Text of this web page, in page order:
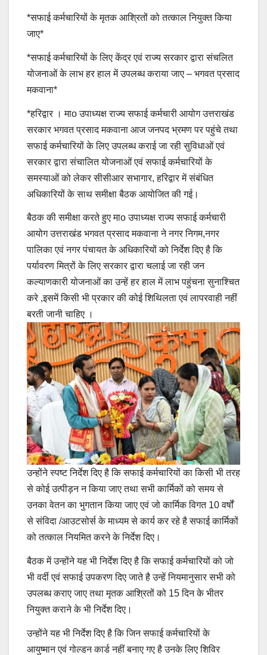
*सफाई कर्मचारियों के मृतक आश्रितों को तत्काल नियुक्त किया
जाए*
*सफाई कर्मचारियों के लिए केंद्र एवं राज्य सरकार द्वारा संचलित
योजनाओं के लाभ हर हाल में उपलब्ध कराया जाए – भगवत प्रसाद
मकवाना*
*हरिद्वार । माo उपाध्यक्ष राज्य सफाई कर्मचारी आयोग उत्तराखंड
सरकार भगवत प्रसाद मकवाना आज जनपद भ्रमण पर पहुंचे तथा
सफाई कर्मचारियों के लिए उपलब्ध कराई जा रही सुविधाओं एवं
सरकार द्वारा संचालित योजनाओं एवं सफाई कर्मचारियों के
समस्याओं को लेकर सीसीआर सभागार, हरिद्वार में संबंधित
अधिकारियों के साथ समीक्षा बैठक आयोजित की गई।
बैठक की समीक्षा करते हुए माo उपाध्यक्ष राज्य सफाई कर्मचारी
आयोग उत्तराखंड भगवत प्रसाद मकवाना ने नगर निगम,नगर
पालिका एवं नगर पंचायत के अधिकारियों को निर्देश दिए है कि
पर्यावरण मित्रों के लिए सरकार द्वारा चलाई जा रही जन
कल्याणकारी योजनाओं का उन्हें हर हाल में लाभ पहुंचना सुनाश्चित
करे ,इसमें किसी भी प्रकार की कोई शिथिलता एवं लापरवाही नहीं
बरती जानी चाहिए ।
उन्होंने स्पष्ट निर्देश दिए है कि सफाई कर्मचारियों का किसी भी तरह
से कोई उत्पीड़न न किया जाए तथा सभी कार्मिकों को समय से
उनका वेतन का भुगतान किया जाए एवं जो कार्मिक विगत 10 वर्षों
से संविदा /आउटसोर्स के माध्यम से कार्य कर रहे है सफाई कार्मिकों
को तत्काल नियमित करने के निर्देश दिए।
बैठक में उन्होंने यह भी निर्देश दिए है कि सफाई कर्मचारियों को जो
भी वर्दी एवं सफाई उपकरण दिए जाते है उन्हें नियमानुसार सभी को
उपलब्ध कराए जाए तथा मृतक आश्रितों को 15 दिन के भीतर
नियुक्त कराने के भी निर्देश दिए।
उन्होंने यह भी निर्देश दिए है कि जिन सफाई कर्मचारियों के
आयुष्मान एवं गोल्डन कार्ड नहीं बनाए गए है उनके लिए शिविर